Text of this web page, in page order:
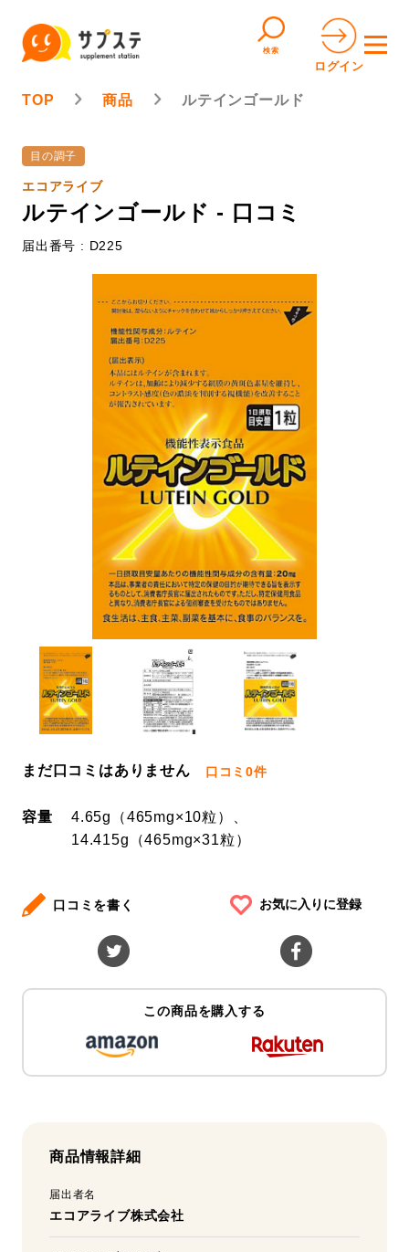
検索
ログイン
TOP 商品 ルテインゴールド
目の調子
エコアライブ
ルテインゴールド - 口コミ
届出番号 : D225
まだ口コミはありません 口コミ0件
容量
4.65g（465mg×10粒）、
14.415g（465mg×31粒）
口コミを書く お気に入りに登録
この商品を購入する
商品情報詳細
届出者名
エコアライブ株式会社